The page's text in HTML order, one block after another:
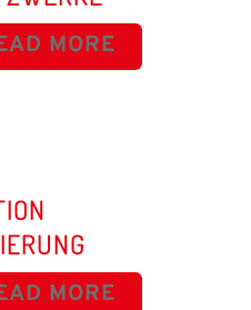
MORE
MORE